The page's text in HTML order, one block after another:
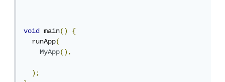
void main()
{
  runApp
(
MyApp(),
);